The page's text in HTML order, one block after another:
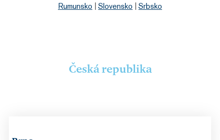
Rumunsko
Slovensko Srbsko
Česká republika